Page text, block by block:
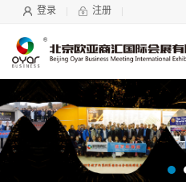
登录 注册